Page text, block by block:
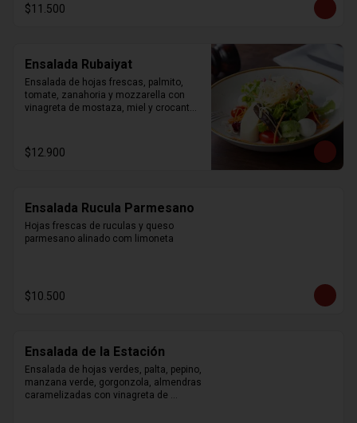
$11.500
Ensalada Rubaiyat
Ensalada de hojas frescas, palmito,
tomate, zanahoria y mozzarella con
vinagreta de mostaza, miel y crocantes
$12.900
Ensalada Rucula Parmesano
Hojas frescas de ruculas y queso
parmesano alinado com limoneta
$10.500
Ensalada de la Estación
Ensalada de hojas verdes, palta, pepino,
manzana verde, gorgonzola, almendras
caramelizadas con vinagreta de